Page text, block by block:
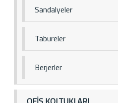
Sandalyeler
Tabureler
Berjerler